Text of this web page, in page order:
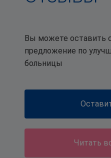
От внешних
специалисты
родителям,
21 июля 2026
Вы можете оставить
предложение по
больницы
Читать